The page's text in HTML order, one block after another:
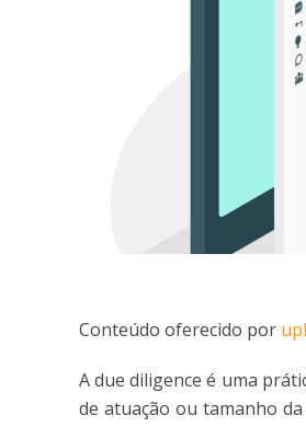
Conteúdo oferecido por
A due diligence é uma
de atuação ou tamanho